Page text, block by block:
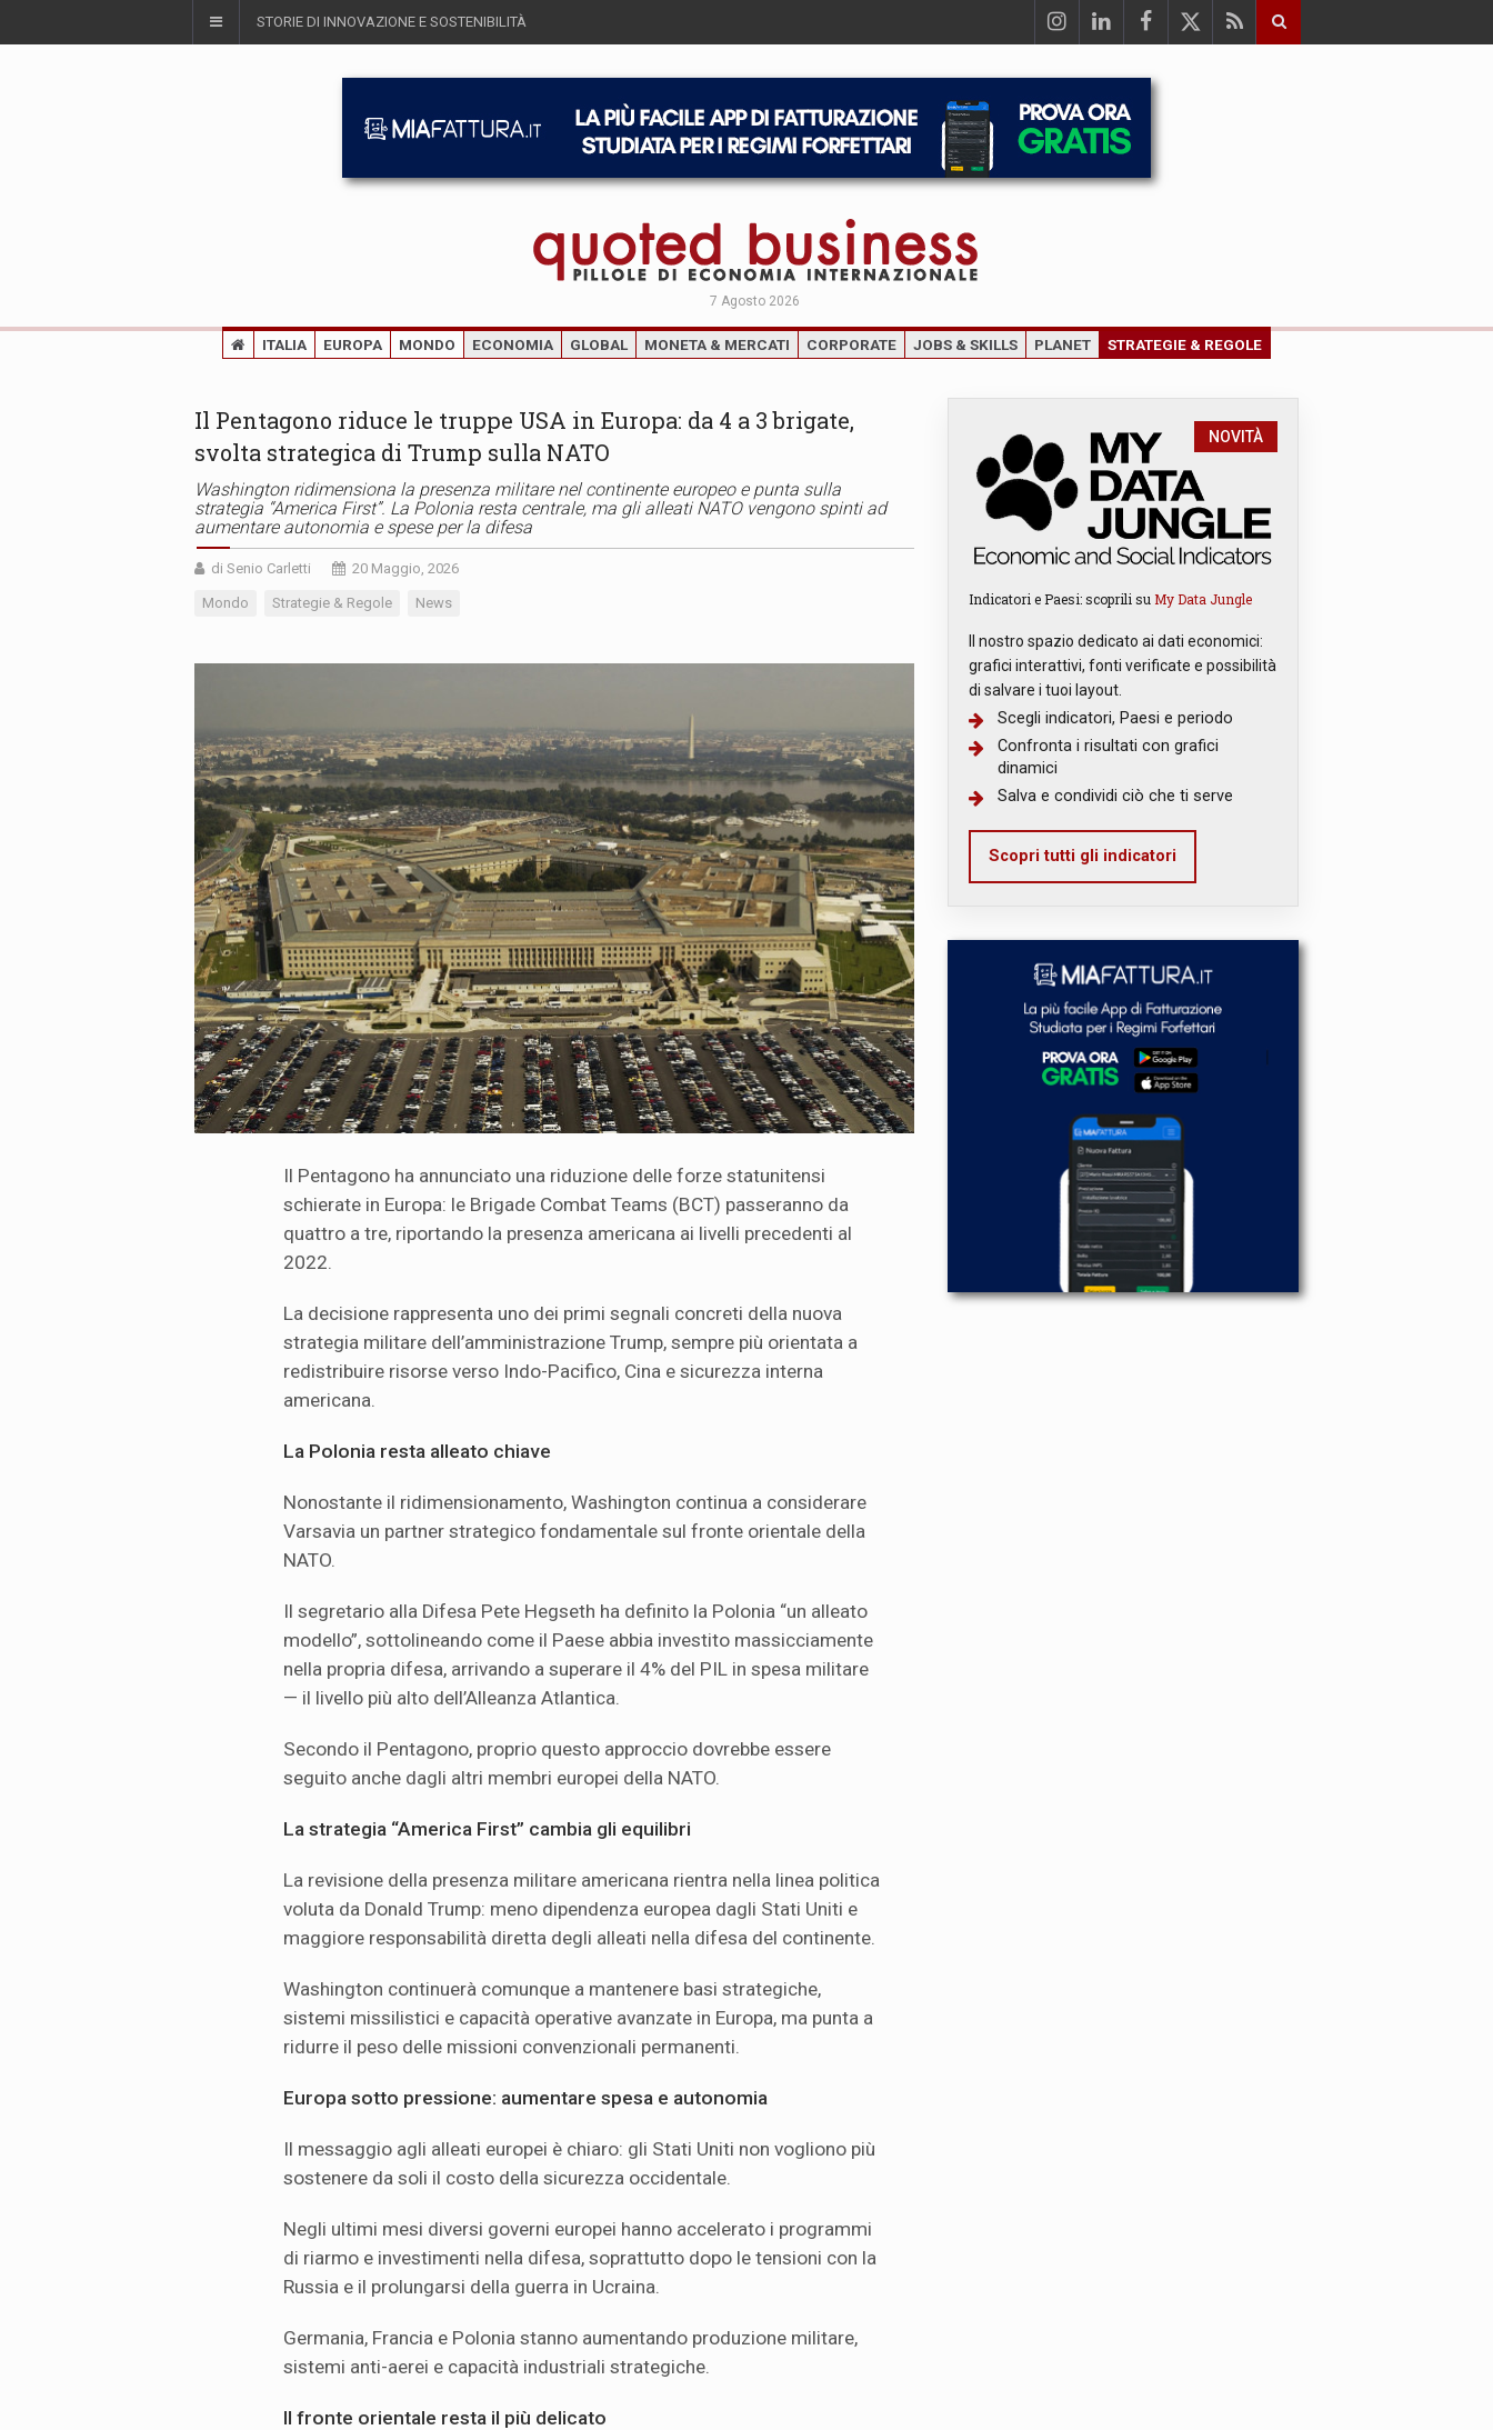
STORIE DI INNOVAZIONE E SOSTENIBILITÀ
7 Agosto 2026
ITALIA EUROPA MONDO ECONOMIA GLOBAL MONETA & MERCATI CORPORATE JOBS & SKILLS PLANET STRATEGIE & REGOLE
Il Pentagono riduce le truppe USA in Europa: da 4 a 3 brigate,
svolta strategica di Trump sulla NATO
Washington ridimensiona la presenza militare nel continente europeo e punta sulla
strategia “America First”. La Polonia resta centrale, ma gli alleati NATO vengono spinti ad
aumentare autonomia e spese per la difesa
di Senio Carletti 20 Maggio, 2026
Mondo Strategie & Regole News
Il Pentagono ha annunciato una riduzione delle forze statunitensi
schierate in Europa: le Brigade Combat Teams (BCT) passeranno da
quattro a tre, riportando la presenza americana ai livelli precedenti al
2022.
La decisione rappresenta uno dei primi segnali concreti della nuova
strategia militare dell’amministrazione Trump, sempre più orientata a
redistribuire risorse verso Indo-Pacifico, Cina e sicurezza interna
americana.
La Polonia resta alleato chiave
Nonostante il ridimensionamento, Washington continua a considerare
Varsavia un partner strategico fondamentale sul fronte orientale della
NATO.
Il segretario alla Difesa Pete Hegseth ha definito la Polonia “un alleato
modello”, sottolineando come il Paese abbia investito massicciamente
nella propria difesa, arrivando a superare il 4% del PIL in spesa militare
— il livello più alto dell’Alleanza Atlantica.
Secondo il Pentagono, proprio questo approccio dovrebbe essere
seguito anche dagli altri membri europei della NATO.
La strategia “America First” cambia gli equilibri
La revisione della presenza militare americana rientra nella linea politica
voluta da Donald Trump: meno dipendenza europea dagli Stati Uniti e
maggiore responsabilità diretta degli alleati nella difesa del continente.
Washington continuerà comunque a mantenere basi strategiche,
sistemi missilistici e capacità operative avanzate in Europa, ma punta a
ridurre il peso delle missioni convenzionali permanenti.
Europa sotto pressione: aumentare spesa e autonomia
Il messaggio agli alleati europei è chiaro: gli Stati Uniti non vogliono più
sostenere da soli il costo della sicurezza occidentale.
Negli ultimi mesi diversi governi europei hanno accelerato i programmi
di riarmo e investimenti nella difesa, soprattutto dopo le tensioni con la
Russia e il prolungarsi della guerra in Ucraina.
Germania, Francia e Polonia stanno aumentando produzione militare,
sistemi anti-aerei e capacità industriali strategiche.
Il fronte orientale resta il più delicato
NOVITÀ
Indicatori e Paesi: scoprili su My Data Jungle
Il nostro spazio dedicato ai dati economici:
grafici interattivi, fonti verificate e possibilità
di salvare i tuoi layout.
Scegli indicatori, Paesi e periodo
Confronta i risultati con grafici
dinamici
Salva e condividi ciò che ti serve
Scopri tutti gli indicatori